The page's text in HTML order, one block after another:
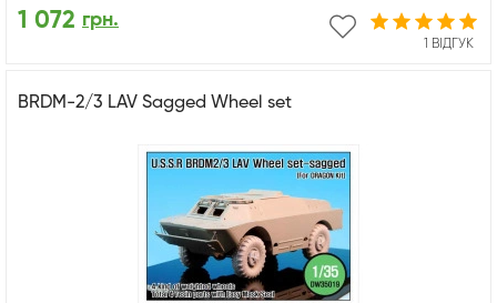
1 ВІДГУК
1 072 грн.
BRDM-2/3 LAV Sagged Wheel set